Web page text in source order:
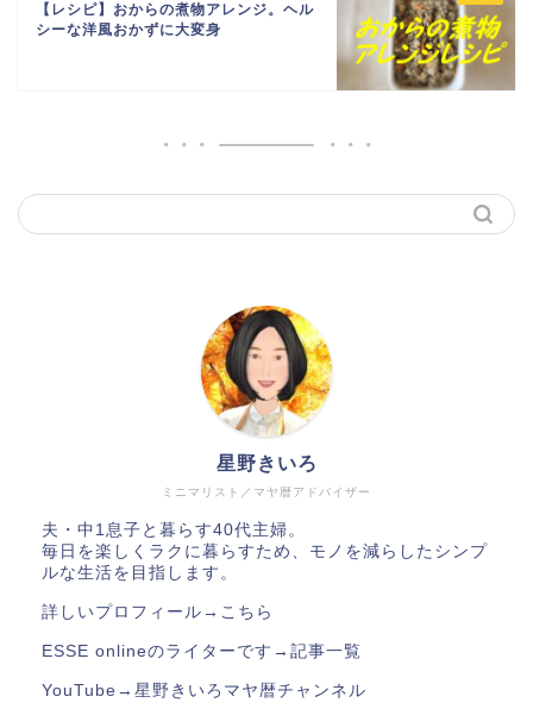
【レシピ】おからの煮物アレンジ。ヘル
シーな洋風おかずに大変身
ミニマリスト／マヤ暦アドバイザー
星野きいろ
夫・中1息子と暮らす40代主婦。
毎日を楽しくラクに暮らすため、モノを減らしたシンプ
ルな生活を目指します。
詳しいプロフィール→ こちら
ESSE onlineのライターです→ 記事一覧
YouTube→ 星野きいろマヤ暦チャンネル